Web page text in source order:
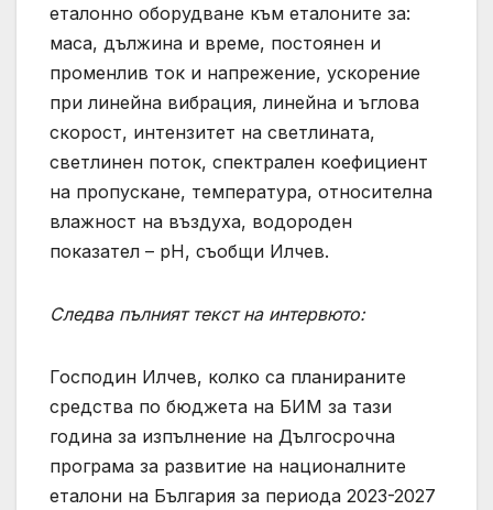
еталонно оборудване към еталоните за:
маса, дължина и време, постоянен и
променлив ток и напрежение, ускорение
при линейна вибрация, линейна и ъглова
скорост, интензитет на светлината,
светлинен поток, спектрален коефициент
на пропускане, температура, относителна
влажност на въздуха, водороден
показател – pH, съобщи Илчев.
Следва пълният текст на интервюто:
Господин Илчев, колко са планираните
средства по бюджета на БИМ за тази
година за изпълнение на Дългосрочна
програма за развитие на националните
еталони на България за периода 2023-2027